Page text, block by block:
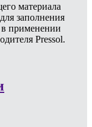
материала
заполнения
применении
Pressol.